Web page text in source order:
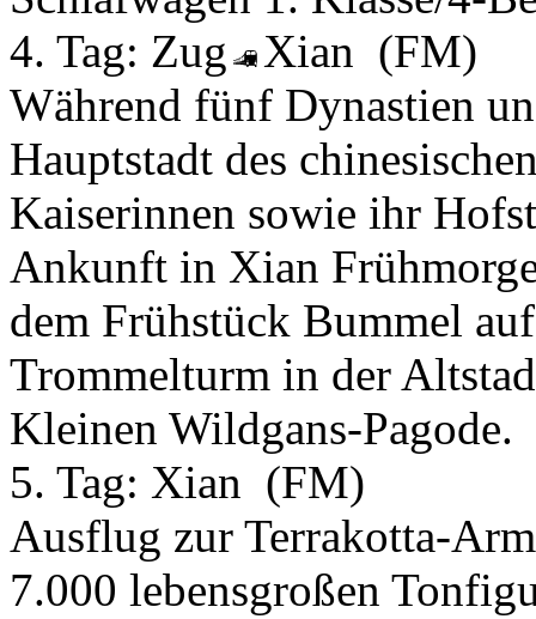
4. Tag: Zug Xian (FM)
Während fünf Dynastien
Hauptstadt des
Kaiserinnen sowie ihr
Ankunft in Xian
dem Frühstück Bummel
Trommelturm in der
Kleinen Wildgans-Pagode.
5. Tag: Xian (FM)
Ausflug zur Terrakotta-
7.000 lebensgroßen